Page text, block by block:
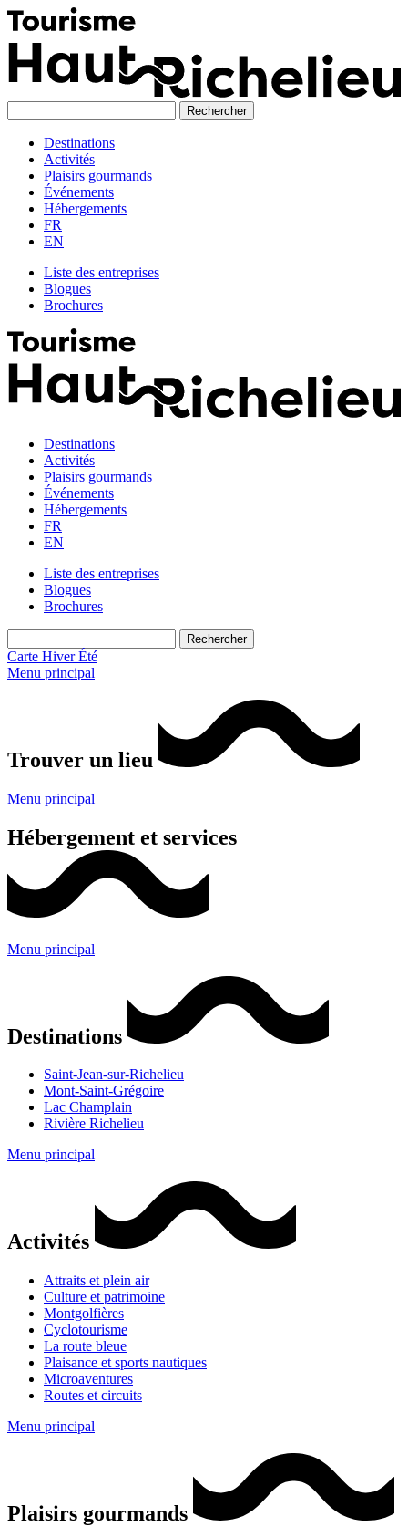
Skip
to
content
Destinations
Activités
Plaisirs gourmands
Événements
Hébergements
FR
EN
Liste des entreprises
Blogues
Brochures
Destinations
Activités
Plaisirs gourmands
Événements
Hébergements
FR
EN
Liste des entreprises
Blogues
Brochures
Carte Hiver Été
Menu principal
Trouver un lieu
Menu principal
Hébergement et services
Menu principal
Destinations
Saint-Jean-sur-Richelieu
Mont-Saint-Grégoire
Lac Champlain
Rivière Richelieu
Menu principal
Activités
Attraits et plein air
Culture et patrimoine
Montgolfières
Cyclotourisme
La route bleue
Plaisance et sports nautiques
Microaventures
Routes et circuits
Menu principal
Plaisirs gourmands